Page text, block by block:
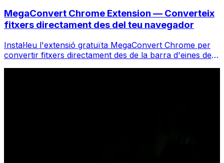
MegaConvert Chrome Extension — Converteix
fitxers directament des del teu navegador
Instal·leu l'extensió gratuïta MegaConvert Chrome per
convertir fitxers directament des de la barra d'eines del